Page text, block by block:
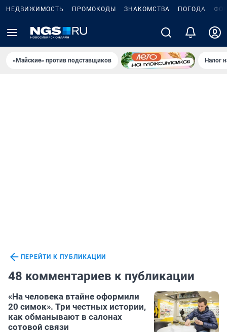
НЕДВИЖИМОСТЬ ПРОМОКОДЫ ЗНАКОМСТВА ПОГОДА
«Майские» против подставщиков Налог
ПЕРЕЙТИ К ПУБЛИКАЦИИ
48 комментариев к публикации
«На человека втайне оформили
20 симок». Три честных истории,
как обманывают в салонах
сотовой связи